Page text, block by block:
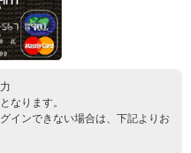
なります。
インできない場合は、下記よりお